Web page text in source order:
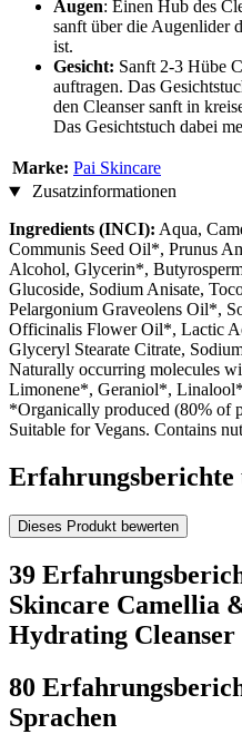
Augen: Einen Hub des
sanft über die Augenlider
ist.
Gesicht: Sanft 2-3 Hübe
auftragen. Das
den Cleanser sanft in
Das Gesichtstuch dabei
Marke: Pai Skincare
Zusatzinformationen
Ingredients (INCI): Aqua,
Communis Seed Oil*, Prunus
Alcohol, Glycerin*,
Glucoside, Sodium Anisate,
Pelargonium Graveolens Oil*,
Officinalis Flower Oil*, Lactic
Glyceryl Stearate Citrate,
Naturally occurring molecules
Limonene*, Geraniol*, Linalool*
*Organically produced (80% of
Suitable for Vegans. Contains
Dieses Produkt bewerten
39
Skincare Camellia
Hydrating Cleanser
80
Sprachen